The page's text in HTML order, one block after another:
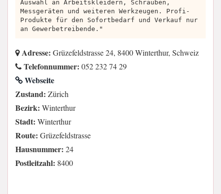
Auswahl an Arbeitskleidern, Schrauben,
Messgeräten und weiteren Werkzeugen. Profi-
Produkte für den Sofortbedarf und Verkauf nur
an Gewerbetreibende."
Adresse: Grüzefeldstrasse 24, 8400 Winterthur, Schweiz
Telefonnummer: 052 232 74 29
Webseite
Zustand: Zürich
Bezirk: Winterthur
Stadt: Winterthur
Route: Grüzefeldstrasse
Hausnummer: 24
Postleitzahl: 8400